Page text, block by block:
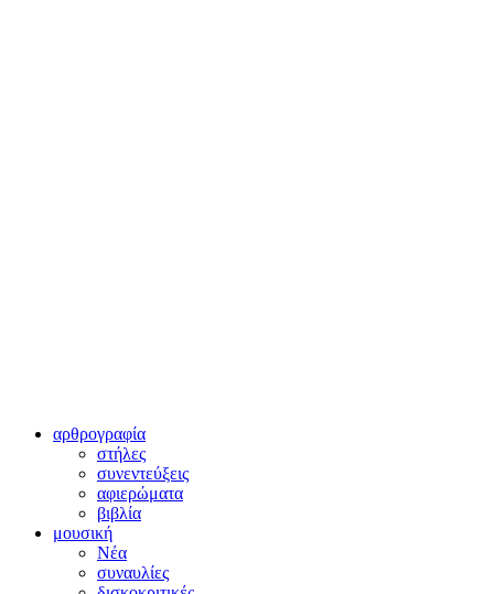
αρθρογραφία
στήλες
συνεντεύξεις
αφιερώματα
βιβλία
μουσική
Νέα
συναυλίες